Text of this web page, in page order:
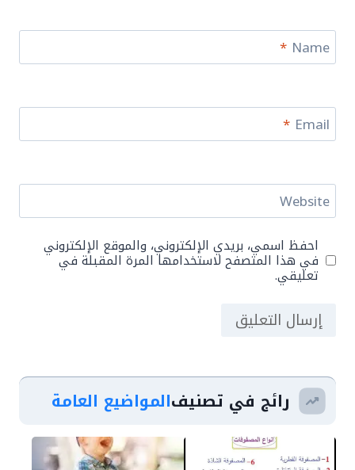
Name
*
Email
*
Website
احفظ اسمي، بريدي الإلكتروني، والموقع الإلكتروني
في هذا المتصفح لاستخدامها المرة المقبلة في
تعليقي.
رائج في تصنيفالمواضيع العامة